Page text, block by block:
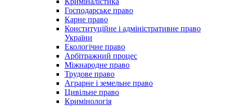
Господарське право
Карне право
Конституційне і адміністративне право
України
Екологічне право
Арбітражний процес
Міжнародне право
Трудове право
Аграрне і земельне право
Цивільне право
Кримінологія